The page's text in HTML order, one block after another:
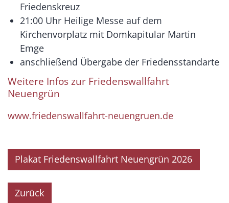
Friedenskreuz
21:00 Uhr Heilige Messe auf dem
Kirchenvorplatz mit Domkapitular Martin
Emge
anschließend Übergabe der Friedensstandarte
Weitere Infos zur Friedenswallfahrt
Neuengrün
www.friedenswallfahrt-neuengruen.de
Plakat Friedenswallfahrt Neuengrün 2026
Zurück